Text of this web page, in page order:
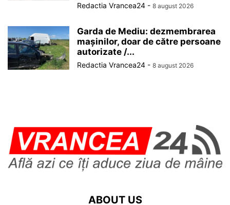
Redactia Vrancea24 - 8 august 2026
Garda de Mediu: dezmembrarea
mașinilor, doar de către persoane
autorizate /...
Redactia Vrancea24 - 8 august 2026
ABOUT US